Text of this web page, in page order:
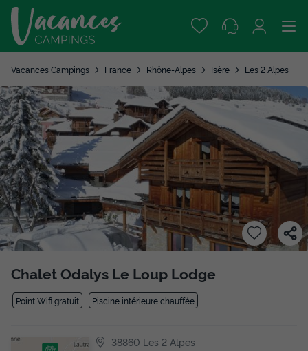
Vacances Campings France Rhône-Alpes Isère Les 2 Alpes
Chalet Odalys Le Loup Lodge
Point Wifi gratuit Piscine intérieure chauffée
38860 Les 2 Alpes